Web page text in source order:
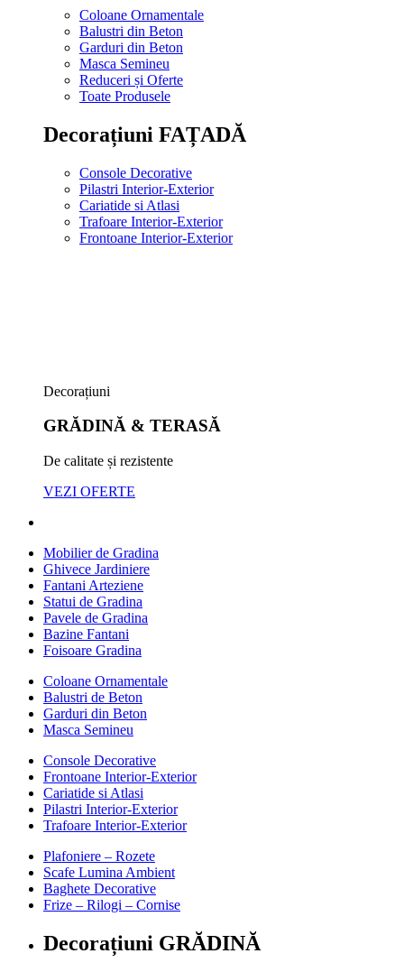
Coloane Ornamentale
Balustri din Beton
Garduri din Beton
Masca Semineu
Reduceri și Oferte
Toate Produsele
Decorațiuni FAȚADĂ
Console Decorative
Pilastri Interior-Exterior
Cariatide si Atlasi
Trafoare Interior-Exterior
Frontoane Interior-Exterior
Decorațiuni
GRĂDINĂ & TERASĂ
De calitate și rezistente
VEZI OFERTE
Mobilier de Gradina
Ghivece Jardiniere
Fantani Arteziene
Statui de Gradina
Pavele de Gradina
Bazine Fantani
Foisoare Gradina
Coloane Ornamentale
Balustri de Beton
Garduri din Beton
Masca Semineu
Console Decorative
Frontoane Interior-Exterior
Cariatide si Atlasi
Pilastri Interior-Exterior
Trafoare Interior-Exterior
Plafoniere – Rozete
Scafe Lumina Ambient
Baghete Decorative
Frize – Rilogi – Cornise
Decorațiuni GRĂDINĂ